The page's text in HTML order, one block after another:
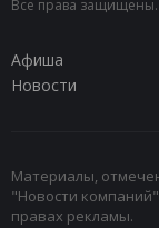
Все права защищены.
Афиша
Новости
Материалы,
"Новости
правах рекламы.